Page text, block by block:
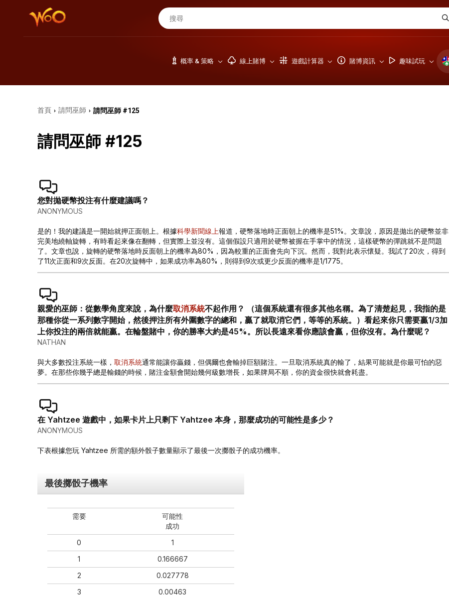
概率 & 策略 線上賭博 遊戲計算器 賭博資訊 趣味試玩
首頁 › 請問巫師 › 請問巫師 #125
請問巫師 #125
您對拋硬幣投注有什麼建議嗎？
ANONYMOUS
是的！我的建議是一開始就押正面朝上。根據科學新聞線上報道，硬幣落地時正面朝上的機率是51%。文章說，原因是拋出的硬幣並非
完美地繞軸旋轉，有時看起來像在翻轉，但實際上並沒有。這個假設只適用於硬幣被握在手掌中的情況，這樣硬幣的彈跳就不是問題
了。文章也說，旋轉的硬幣落地時反面朝上的機率為80%，因為較重的正面會先向下沉。然而，我對此表示懷疑。我試了20次，得到
了11次正面和9次反面。在20次旋轉中，如果成功率為80%，則得到9次或更少反面的機率是1/1775。
親愛的巫師：從數學角度來說，為什麼取消系統不起作用？ （這個系統還有很多其他名稱。為了清楚起見，我指的是
那種你從一系列數字開始，然後押注所有外圍數字的總和，贏了就取消它們，等等的系統。）看起來你只需要贏1/3加
上你投注的兩倍就能贏。在輪盤賭中，你的勝率大約是45%。所以長遠來看你應該會贏，但你沒有。為什麼呢？
NATHAN
與大多數投注系統一樣， 取消系統通常能讓你贏錢，但偶爾也會輸掉巨額賭注。一旦取消系統真的輸了，結果可能就是你最可怕的惡
夢。在那些你幾乎總是輸錢的時候，賭注金額會開始幾何級數增長，如果牌局不順，你的資金很快就會耗盡。
在 Yahtzee 遊戲中，如果卡片上只剩下 Yahtzee 本身，那麼成功的可能性是多少？
ANONYMOUS
下表根據您玩 Yahtzee 所需的額外骰子數量顯示了最後一次擲骰子的成功機率。
最後擲骰子機率
需要
可能性
成功
0
1
1
0.166667
2
0.027778
3
0.00463